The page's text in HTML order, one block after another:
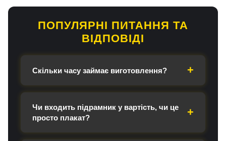
ПОПУЛЯРНІ ПИТАННЯ ТА
ВІДПОВІДІ
Скільки часу займає виготовлення?
Чи входить підрамник у вартість, чи це
просто плакат?